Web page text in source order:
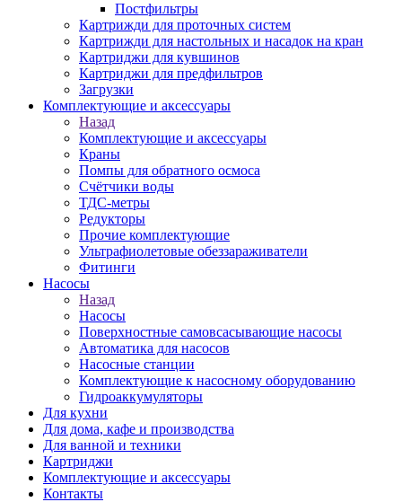
Постфильтры
Картрижди для проточных систем
Картрижди для настольных и насадок на кран
Картриджи для кувшинов
Картриджи для предфильтров
Загрузки
Комплектующие и аксессуары
Назад
Комплектующие и аксессуары
Краны
Помпы для обратного осмоса
Счётчики воды
ТДС-метры
Редукторы
Прочие комплектующие
Ультрафиолетовые обеззараживатели
Фитинги
Насосы
Назад
Насосы
Поверхностные самовсасывающие насосы
Автоматика для насосов
Насосные станции
Комплектующие к насосному оборудованию
Гидроаккумуляторы
Для кухни
Для дома, кафе и производства
Для ванной и техники
Картриджи
Комплектующие и аксессуары
Контакты